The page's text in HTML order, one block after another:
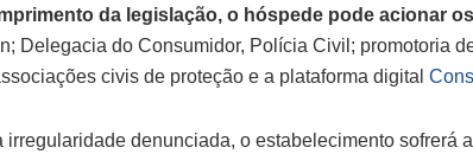
da legislação, o hóspede pode acionar
Delegacia do Consumidor, Polícia Civil; promotoria
civis de proteção e a plataforma digital
irregularidade denunciada, o estabelecimento sofrerá